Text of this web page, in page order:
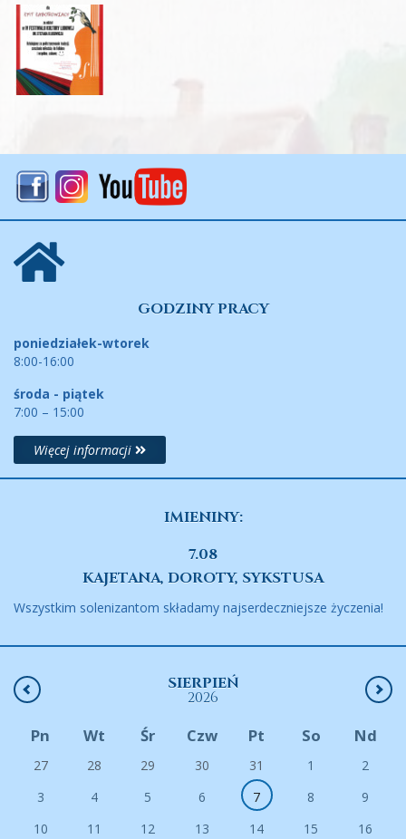
GODZINY PRACY
poniedziałek-wtorek
8:00-16:00
środa - piątek
7:00 – 15:00
Więcej informacji
IMIENINY:
7.08
KAJETANA, DOROTY, SYKSTUSA
Wszystkim solenizantom składamy najserdeczniejsze życzenia!
SIERPIEŃ
2026
Pn Wt Śr Czw Pt So Nd
27 28 29 30 31 1
2
3
4 5 6 7 8
9
10
11 12 13 14 15
16